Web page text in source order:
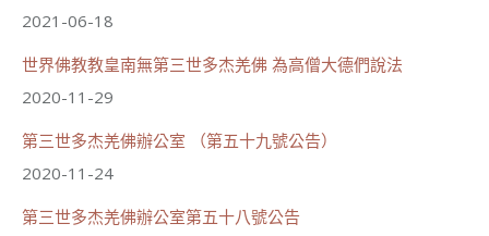
2021-06-18
世界佛教教皇南無第三世多杰羌佛 為高僧大德們說法
2020-11-29
第三世多杰羌佛辦公室 （第五十九號公告）
2020-11-24
第三世多杰羌佛辦公室第五十八號公告